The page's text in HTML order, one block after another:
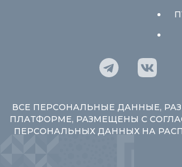
ВСЕ ПЕРСОНАЛЬНЫЕ ДАННЫЕ,
ПЛАТФОРМЕ, РАЗМЕЩЕНЫ С
ПЕРСОНАЛЬНЫХ ДАННЫХ НА